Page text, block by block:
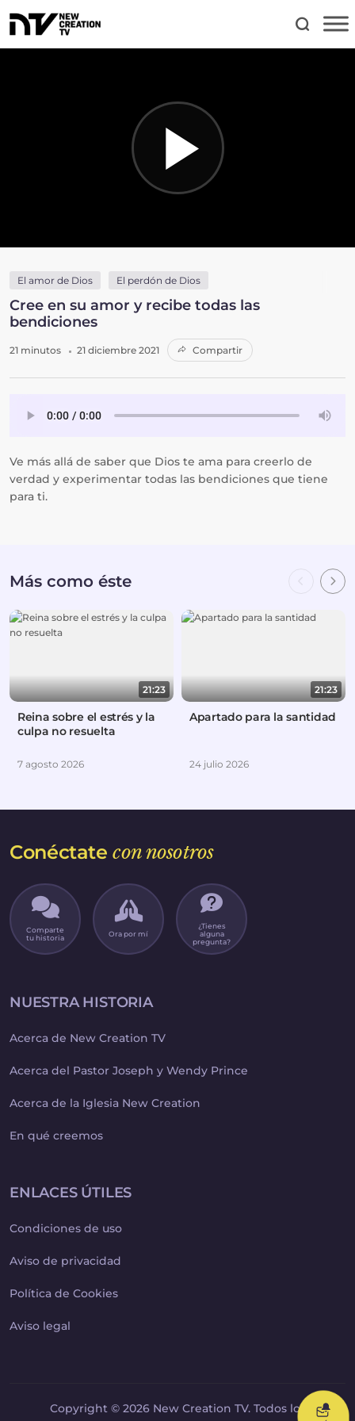
El amor de Dios El perdón de Dios
Cree en su amor y recibe todas las
bendiciones
21 minutos 21 diciembre 2021 Compartir
Ve más allá de saber que Dios te ama para creerlo de
verdad y experimentar todas las bendiciones que tiene
para ti.
Más como éste
21:23
Reina sobre el estrés y la
culpa no resuelta
7 agosto 2026
21:23
Apartado para la santidad
24 julio 2026
Conéctatecon nosotros
Comparte
tu historia
Ora por mí
¿Tienes
alguna
pregunta?
NUESTRA HISTORIA
Acerca de New Creation TV
Acerca del Pastor Joseph y Wendy Prince
Acerca de la Iglesia New Creation
En qué creemos
ENLACES ÚTILES
Condiciones de uso
Aviso de privacidad
Política de Cookies
Aviso legal
Copyright © 2026 New Creation TV. Todos los